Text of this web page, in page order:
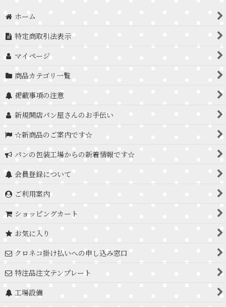
ホーム
特定商取引法表示
マイページ
商品カテゴリ一覧
掲載事項の注意
新規開店パン屋さんのお手伝い
☆新商品のご案内です☆
パンの包装工場からの新着情報です☆
会員登録について
ご利用案内
ショッピングカート
お気に入り
クロネコ掛け払いへの申し込み窓口
特注品注文テンプレート
工場設備